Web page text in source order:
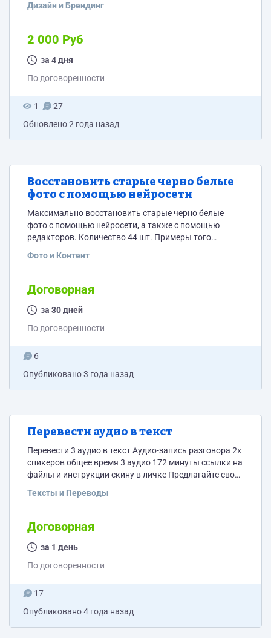
хорошего качества с удачным цветовым решением
Формат у всех значков должен быть такой же, как у
дирхама в черновике-круг в котором находится
значок валюты, а в «обводке» надпись-вверху...
Дизайн и Брендинг
2 000 Руб
за 4 дня
По договоренности
1
27
Обновлено2 года назад
Восстановить старые черно белые
фото с помощью нейросети
Максимально восстановить старые черно белые
фото с помощью нейросети, а также с помощью
редакторов. Количество 44 шт. Примеры того
"пример") Также прилагаю для начала 2 исходника из
Фото и Контент
Договорная
за 30 дней
По договоренности
6
Опубликовано3 года назад
Перевести аудио в текст
Перевести 3 аудио в текст Аудио-запись разговора 2х
спикеров общее время 3 аудио 172 минуты ссылки на
файлы и инструкции скину в личке Предлагайте свою
выходе файлы word
Тексты и Переводы
Договорная
за 1 день
По договоренности
17
Опубликовано4 года назад